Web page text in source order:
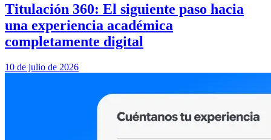
Titulación 360: El siguiente paso hacia
una experiencia académica
completamente digital
10 de julio de 2026